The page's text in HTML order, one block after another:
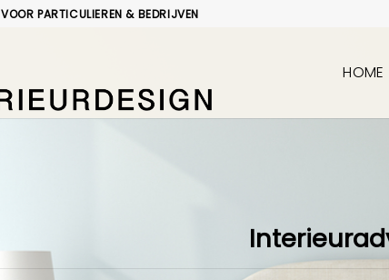
VOOR PARTICULIEREN & BEDRIJVEN
HOME